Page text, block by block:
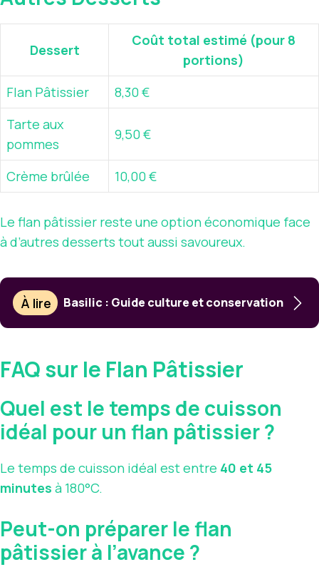
Dessert
Coût total estimé (pour 8
portions)
Flan Pâtissier
8,30 €
Tarte aux
pommes
9,50 €
Crème brûlée 10,00 €
Le flan pâtissier reste une option économique face
à d’autres desserts tout aussi savoureux.
À lire Basilic : Guide culture et conservation
FAQ sur le Flan Pâtissier
Quel est le temps de cuisson
idéal pour un flan pâtissier ?
Le temps de cuisson idéal est entre 40 et 45
minutes à 180°C.
Peut-on préparer le flan
pâtissier à l’avance ?